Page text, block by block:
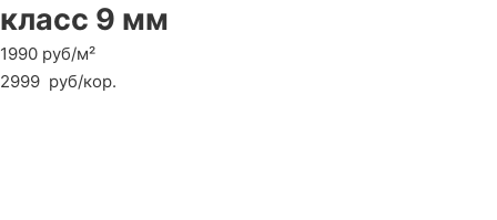
класс 9 мм
1990 руб/м²
2999 руб/кор.